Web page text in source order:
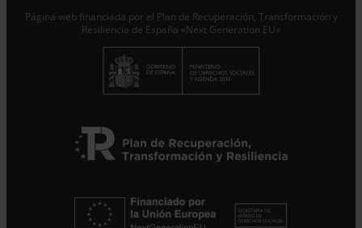
Página web financiada por el Plan de Recuperación, Transformación y
Resiliencia de España «Next Generation EU»